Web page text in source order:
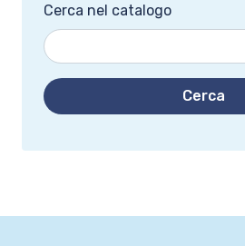
Cerca nel catalogo
Cerca